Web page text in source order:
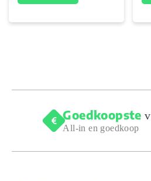
Goedkoopste
All-in en goedkoop